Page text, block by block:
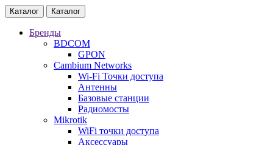
Каталог Каталог
Бренды
BDCOM
GPON
Cambium Networks
Wi-Fi Точки доступа
Антенны
Базовые станции
Радиомосты
Mikrotik
WiFi точки доступа
Аксессуары